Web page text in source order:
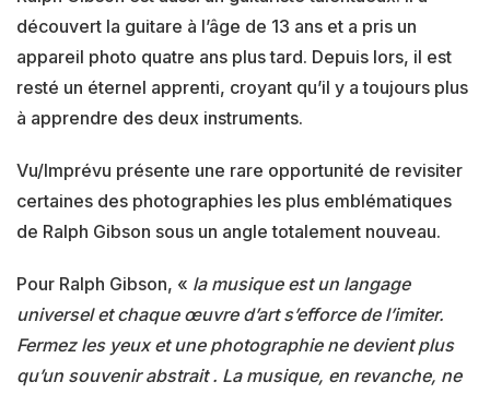
découvert la guitare à l’âge de 13 ans et a pris un
appareil photo quatre ans plus tard. Depuis lors, il est
resté un éternel apprenti, croyant qu’il y a toujours plus
à apprendre des deux instruments.
Vu/Imprévu présente une rare opportunité de revisiter
certaines des photographies les plus emblématiques
de Ralph Gibson sous un angle totalement nouveau.
Pour Ralph Gibson, « la musique est un langage
universel et chaque œuvre d’art s’efforce de l’imiter.
Fermez les yeux et une photographie ne devient plus
qu’un souvenir abstrait . La musique, en revanche, ne